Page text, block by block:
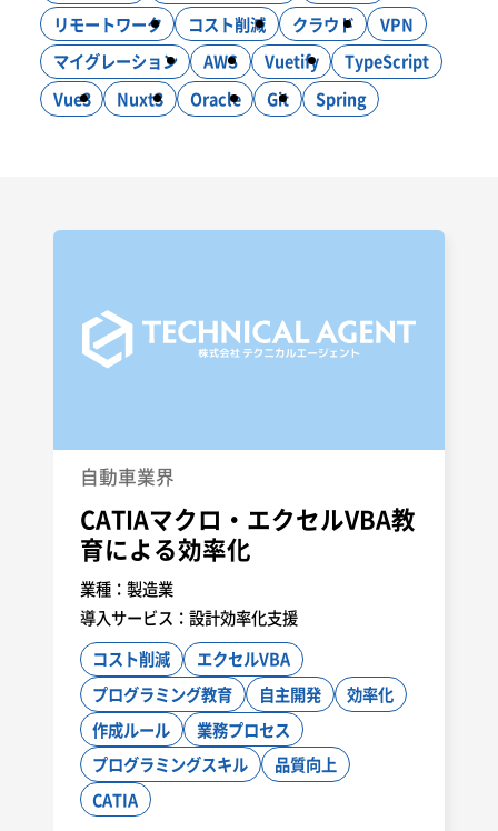
リモートワーク
コスト削減 クラウド
VPN
マイグレーション
AWS Vuetify
TypeScript
Vue3
Nuxt3 Oracle Git Spring
自動車業界
CATIAマクロ・エクセルVBA教
育による効率化
業種： 製造業
導入サービス： 設計効率化支援
コスト削減
エクセルVBA
プログラミング教育
自主開発
効率化
作成ルール
業務プロセス
プログラミングスキル
品質向上
CATIA